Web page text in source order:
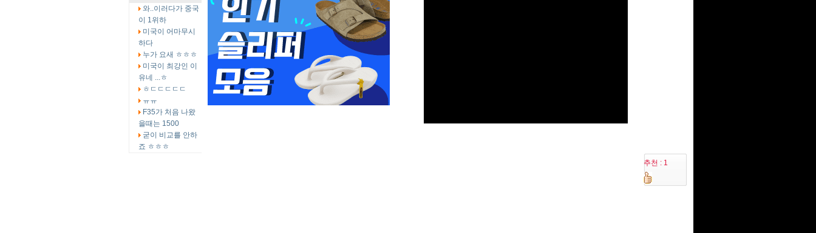
와..이러다가 중국
이 1위하
미국이 어마무시
하다
누가 요새 ㅎㅎㅎ
미국이 최강인 이
유네 ...ㅎ
ㅎㄷㄷㄷㄷㄷ
ㅠㅠ
F35가 처음 나왔
을때는 1500
굳이 비교를 안하
죠 ㅎㅎㅎ
추천 : 1